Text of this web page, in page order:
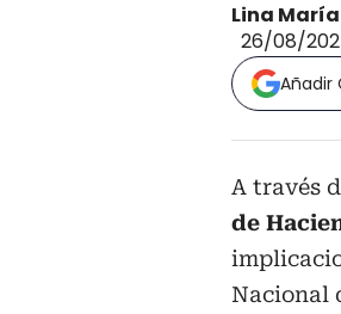
Lina
26/08/
Añadir
A través
de
Nacional